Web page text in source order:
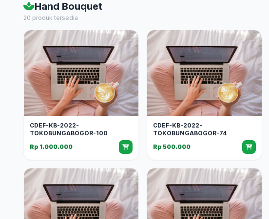
Hand Bouquet
20 produk tersedia
CDEF-KB-2022-
TOKOBUNGABOGOR-100
Rp 1.000.000
CDEF-KB-2022-
TOKOBUNGABOGOR-74
Rp 500.000